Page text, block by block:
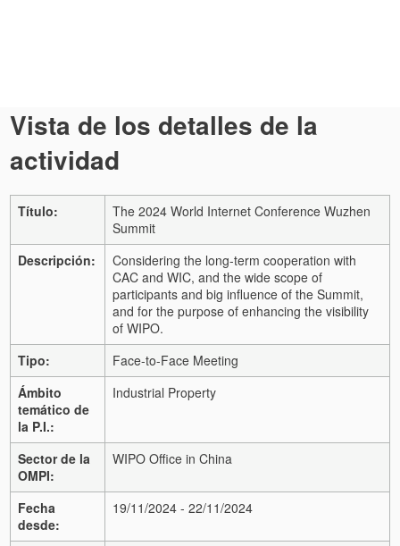
Vista de los detalles de la
actividad
Título:
The 2024 World Internet Conference Wuzhen
Summit
Descripción:
Considering the long-term cooperation with
CAC and WIC, and the wide scope of
participants and big influence of the Summit,
and for the purpose of enhancing the visibility
of WIPO.
Tipo:
Face-to-Face Meeting
Ámbito
temático de
la P.I.:
Industrial Property
Sector de la
OMPI:
WIPO Office in China
Fecha
desde:
19/11/2024 - 22/11/2024